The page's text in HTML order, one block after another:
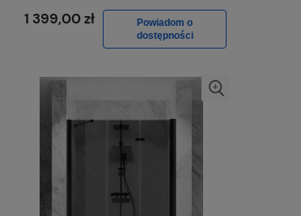
Szkło Mrożone
1 399,00 zł
Powiadom o
dostępności